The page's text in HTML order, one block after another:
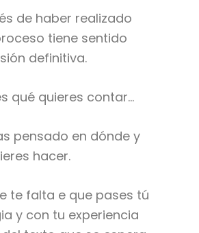
de haber realizado
tiene sentido
definitiva.
qué quieres contar…
pensado en dónde y
hacer.
te falta e que pases tú
y con tu experiencia